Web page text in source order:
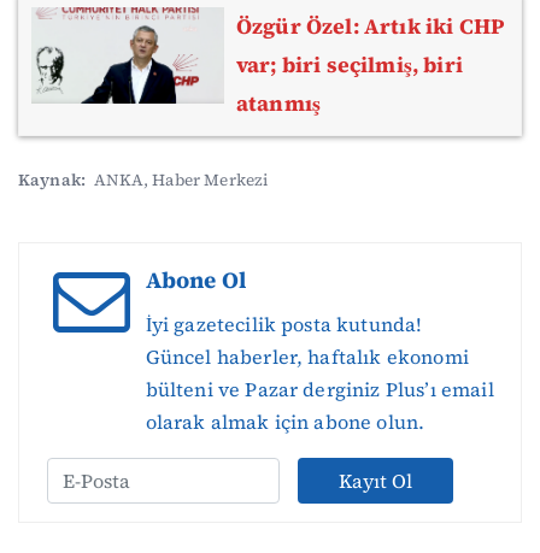
Özgür Özel: Artık iki CHP
var; biri seçilmiş, biri
atanmış
Kaynak: ANKA, Haber Merkezi
Abone Ol
İyi gazetecilik posta kutunda!
Güncel haberler, haftalık ekonomi
bülteni ve Pazar derginiz Plus’ı email
olarak almak için abone olun.
Kayıt Ol